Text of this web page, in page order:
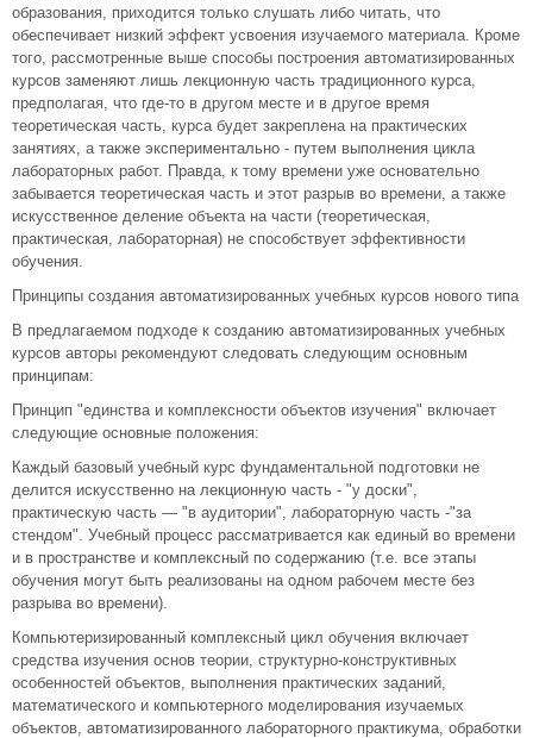
образования, приходится только слушать либо читать, что
обеспечивает низкий эффект усвоения изучаемого материала. Кроме
того, рассмотренные выше способы построения автоматизированных
курсов заменяют лишь лекционную часть традиционного курса,
предполагая, что где-то в другом месте и в другое время
теоретическая часть, курса будет закреплена на практических
занятиях, а также экспериментально - путем выполнения цикла
лабораторных работ. Правда, к тому времени уже основательно
забывается теоретическая часть и этот разрыв во времени, а также
искусственное деление объекта на части (теоретическая,
практическая, лабораторная) не способствует эффективности
обучения.
Принципы создания автоматизированных учебных курсов нового типа
В предлагаемом подходе к созданию автоматизированных учебных
курсов авторы рекомендуют следовать следующим основным
принципам:
Принцип "единства и комплексности объектов изучения" включает
следующие основные положения:
Каждый базовый учебный курс фундаментальной подготовки не
делится искусственно на лекционную часть - "у доски",
практическую часть — "в аудитории", лабораторную часть -"за
стендом". Учебный процесс рассматривается как единый во времени
и в пространстве и комплексный по содержанию (т.е. все этапы
обучения могут быть реализованы на одном рабочем месте без
разрыва во времени).
Компьютеризированный комплексный цикл обучения включает
средства изучения основ теории, структурно-конструктивных
особенностей объектов, выполнения практических заданий,
математического и компьютерного моделирования изучаемых
объектов, автоматизированного лабораторного практикума, обработки